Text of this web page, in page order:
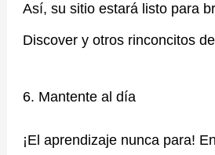
Así, su sitio estará listo para
Discover y otros rinconcitos
6. Mantente al día
¡El aprendizaje nunca para!